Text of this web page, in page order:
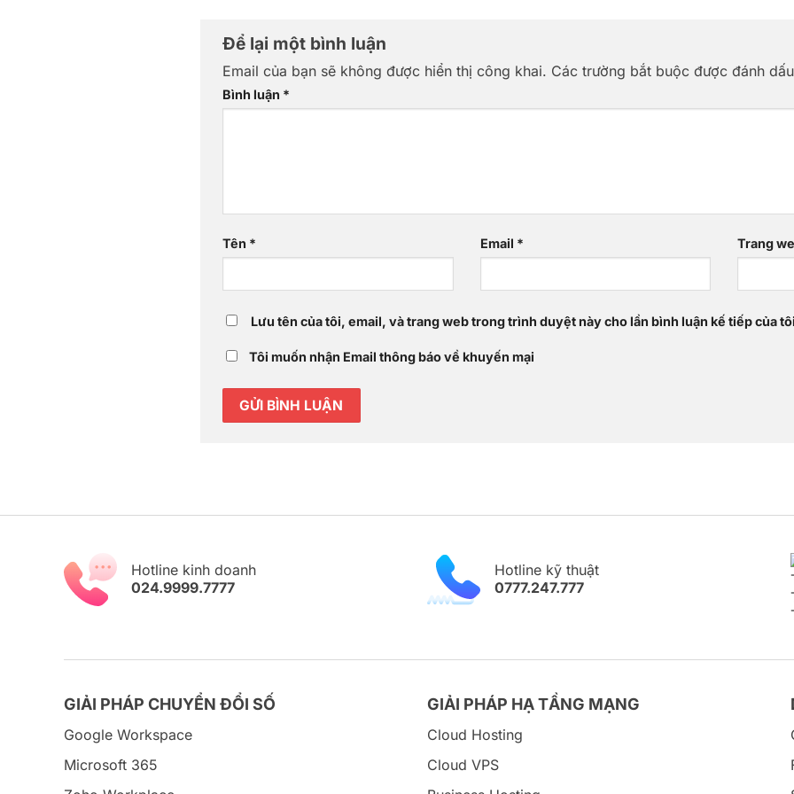
Để lại một bình luận
Email của bạn sẽ không được hiển thị công khai. Các trường bắt buộc được đánh dấu
Bình luận *
Tên * Email * Trang
Lưu tên của tôi, email, và trang web trong trình duyệt này cho lần bình luận kế tiếp của
Tôi muốn nhận Email thông báo về khuyến mại
Hotline kinh doanh
024.9999.7777
Hotline kỹ thuật
0777.247.777
GIẢI PHÁP CHUYỂN ĐỔI SỐ
Google Workspace
Microsoft 365
GIẢI PHÁP HẠ TẦNG MẠNG
Cloud Hosting
Cloud VPS